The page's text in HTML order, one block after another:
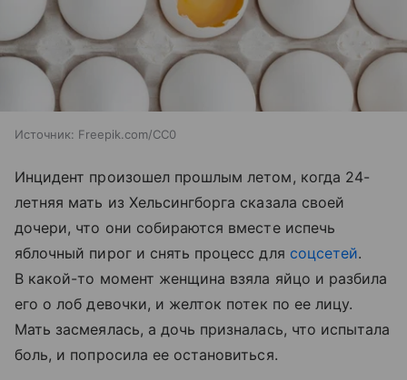
Источник: Freepik.com/CC0
Инцидент произошел прошлым летом, когда 24-
летняя мать из Хельсингборга сказала своей
дочери, что они собираются вместе испечь
яблочный пирог и снять процесс для соцсетей.
В какой-то момент женщина взяла яйцо и разбила
его о лоб девочки, и желток потек по ее лицу.
Мать засмеялась, а дочь призналась, что испытала
боль, и попросила ее остановиться.